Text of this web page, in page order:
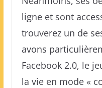
ligne et sont
trouverez un de
avons
Facebook 2.0, le
la vie en mode «